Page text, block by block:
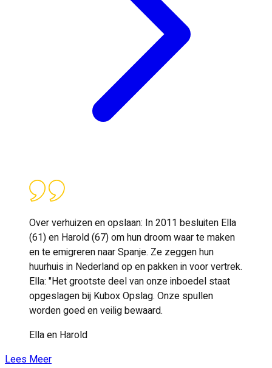
Over verhuizen en opslaan: In 2011 besluiten Ella
(61) en Harold (67) om hun droom waar te maken
en te emigreren naar Spanje. Ze zeggen hun
huurhuis in Nederland op en pakken in voor vertrek.
Ella: "Het grootste deel van onze inboedel staat
opgeslagen bij Kubox Opslag. Onze spullen
worden goed en veilig bewaard.
Ella en Harold
Lees Meer